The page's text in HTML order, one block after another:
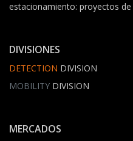
estacionamiento: proyectos
DIVISIONES
DETECTION DIVISION
MOBILITY DIVISION
MERCADOS